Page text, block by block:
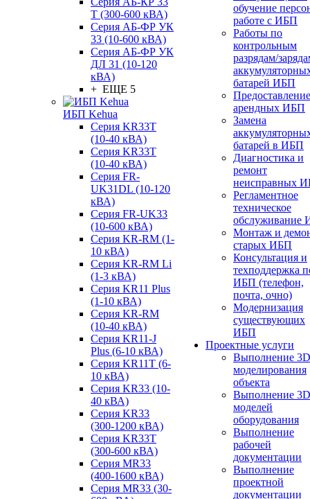
Т (300-600 кВА)
Серия АБ-ФР УК
33 (10-600 кВА)
Серия АБ-ФР УК
ДЛ 31 (10-120
кВА)
+ ЕЩЕ 5
ИБП Kehua
Серия KR33T
(10-40 кВА)
Серия KR33T
(10-40 кВА)
Серия FR-
UK31DL (10-120
кВА)
Серия FR-UK33
(10-600 кВА)
Серия KR-RM (1-
10 кВА)
Серия KR-RM Li
(1-3 кВА)
Серия KR11 Plus
(1-10 кВА)
Серия KR-RM
(10-40 кВА)
Серия KR11-J
Plus (6-10 кВА)
Серия KR11T (6-
10 кВА)
Серия KR33 (10-
40 кВА)
Серия KR33
(300-1200 кВА)
Серия KR33T
(300-600 кВА)
Серия MR33
(400-1600 кВА)
Серия MR33 (30-
обучение
работе с ИБП
Работы по
контрольным
разрядам/
батарей ИБП
Предоставление
арендных ИБП
Замена
батарей в ИБП
Диагностика и
ремонт
неисправных
Регламентное
техническое
обслуживание
Монтаж и
старых ИБП
Консультация и
техподдержка
ИБП (телефон,
почта, очно)
Модернизация
существующих
ИБП
Проектные услуги
Выполнение 3D
моделирования
объекта
Выполнение 3D
моделей
оборудования
Выполнение
рабочей
документации
Выполнение
проектной
документации